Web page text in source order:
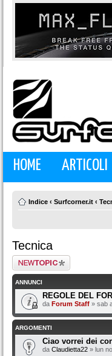
HOME ARTICOLI
Indice ‹ Surfcorner.it ‹
Tecnica
Scrivi un nuovo
argomento
ANNUNCI
REGOLE DEL
da Forum Staff » sab
ARGOMENTI
Ciao vorrei dei
da Claudietta22 » lun